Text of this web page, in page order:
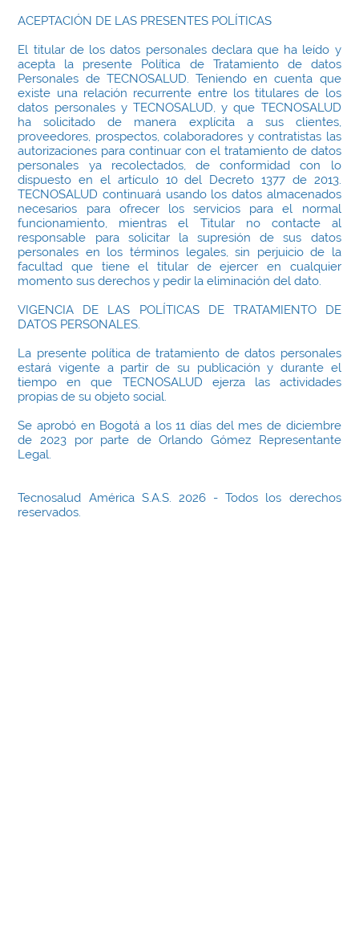
ACEPTACIÓN DE LAS PRESENTES POLÍTICAS
El titular de los datos personales declara que ha leído y
acepta la presente Política de Tratamiento de datos
Personales de TECNOSALUD. Teniendo en cuenta que
existe una relación recurrente entre los titulares de los
datos personales y TECNOSALUD, y que TECNOSALUD
ha solicitado de manera explícita a sus clientes,
proveedores, prospectos, colaboradores y contratistas las
autorizaciones para continuar con el tratamiento de datos
personales ya recolectados, de conformidad con lo
dispuesto en el artículo 10 del Decreto 1377 de 2013.
TECNOSALUD continuará usando los datos almacenados
necesarios para ofrecer los servicios para el normal
funcionamiento, mientras el Titular no contacte al
responsable para solicitar la supresión de sus datos
personales en los términos legales, sin perjuicio de la
facultad que tiene el titular de ejercer en cualquier
momento sus derechos y pedir la eliminación del dato.
VIGENCIA DE LAS POLÍTICAS DE TRATAMIENTO DE
DATOS PERSONALES.
La presente política de tratamiento de datos personales
estará vigente a partir de su publicación y durante el
tiempo en que TECNOSALUD ejerza las actividades
propias de su objeto social.
Se aprobó en Bogotá a los 11 días del mes de diciembre
de 2023 por parte de Orlando Gómez Representante
Legal.
Tecnosalud América S.A.S. 2026 - Todos los derechos
reservados.